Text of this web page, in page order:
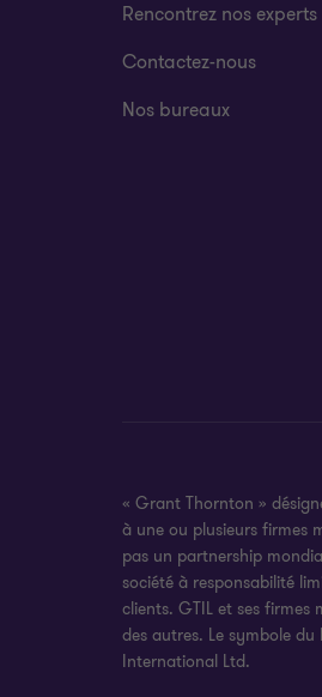
Rencontrez nos experts
Contactez-nous
Nos bureaux
« Grant Thornton »
à une ou plusieurs firmes
pas un partnership
société à responsabilité
clients. GTIL et ses firmes
des autres. Le symbole
International Ltd.